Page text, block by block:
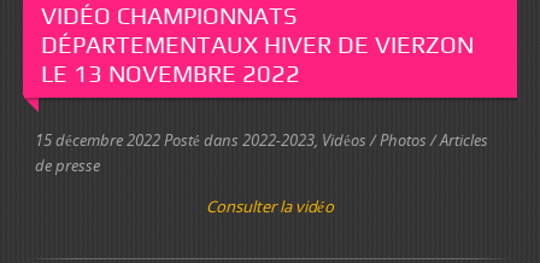
VIDÉO CHAMPIONNATS
DÉPARTEMENTAUX HIVER DE VIERZON
LE 13 NOVEMBRE 2022
15 décembre 2022Posté dans2022-2023, Vidéos / Photos / Articles
de presse
Consulter la vidéo